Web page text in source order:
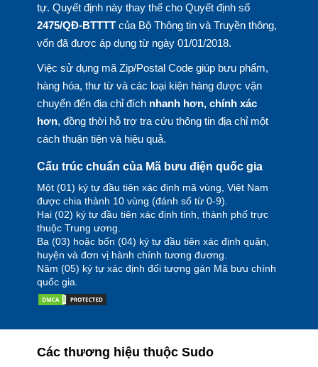
tự. Quyết định này thay thế cho Quyết định số
2475/QĐ-BTTTTcủa Bộ Thông tin và Truyền thông,
vốn đã được áp dụng từ ngày 01/01/2018.
Việc sử dụng mã Zip/Postal Code giúp bưu phẩm,
hàng hóa, thư từ và các loại kiện hàng được vận
chuyển đến địa chỉ đích nhanh hơn, chính xác
hơn, đồng thời hỗ trợ tra cứu thông tin địa chỉ một
cách thuận tiện và hiệu quả.
Cấu trúc chuẩn của Mã bưu điện quốc gia
Một (01) ký tự đầu tiên xác định mã vùng, Việt Nam
được chia thành 10 vùng (đánh số từ 0-9).
Hai (02) ký tự đầu tiên xác định tỉnh, thành phố trực
thuộc Trung ương.
Ba (03) hoặc bốn (04) ký tự đầu tiên xác định quận,
huyện và đơn vị hành chính tương đương.
Năm (05) ký tự xác định đối tượng gán Mã bưu chính
quốc gia.
Các thương hiệu thuộc Sudo